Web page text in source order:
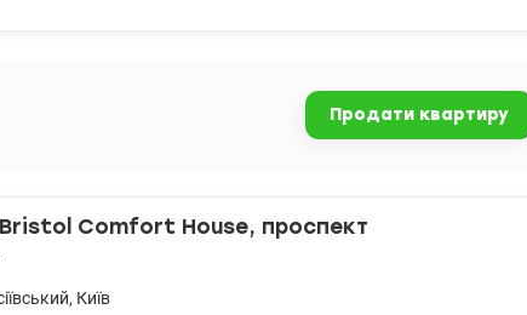
парки, ресторани, зручна транспортна розв’язка. т.044 200
Продати квартиру
Comfort House, проспект
, Київ